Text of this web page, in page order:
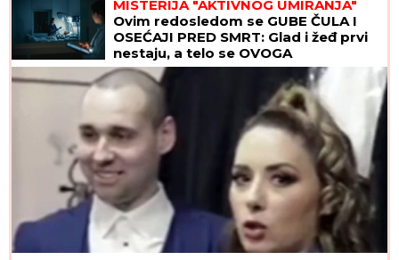
(Video)
MISTERIJA "AKTIVNOG UMIRANJA"
Ovim redosledom se GUBE ČULA I
OSEĆAJI PRED SMRT: Glad i žeđ prvi
nestaju, a telo se OVOGA
POSLEDNJE ODRIČE, tvrde
NEURONAUČNICI